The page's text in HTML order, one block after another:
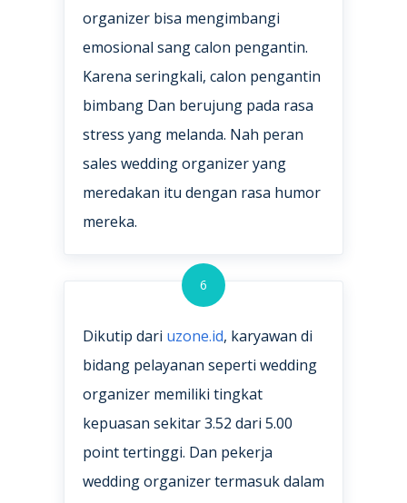
organizer bisa mengimbangi
emosional sang calon pengantin.
Karena seringkali, calon pengantin
bimbang Dan berujung pada rasa
stress yang melanda. Nah peran
sales wedding organizer yang
meredakan itu dengan rasa humor
mereka.
6
Dikutip dari uzone.id, karyawan di
bidang pelayanan seperti wedding
organizer memiliki tingkat
kepuasan sekitar 3.52 dari 5.00
point tertinggi. Dan pekerja
wedding organizer termasuk dalam